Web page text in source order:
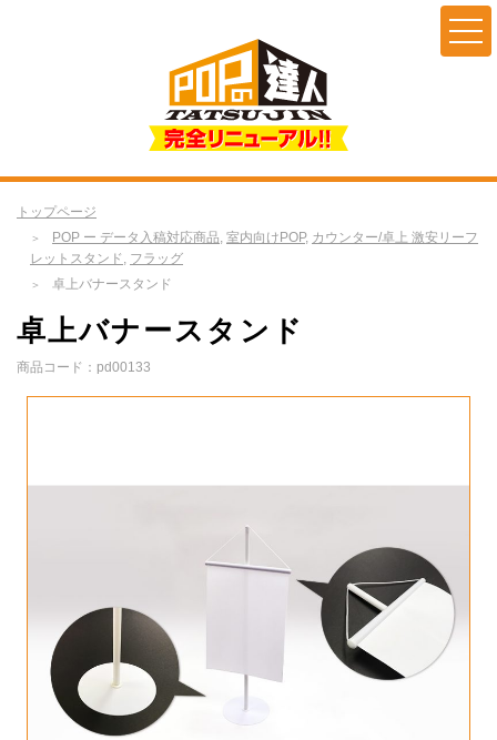
トップページ
POP ー データ入稿対応商品 室内向けPOP, カウンター/卓上 激安リーフ
レットスタンド
フラッグ
卓上バナースタンド
卓上バナースタンド
商品コード：pd00133